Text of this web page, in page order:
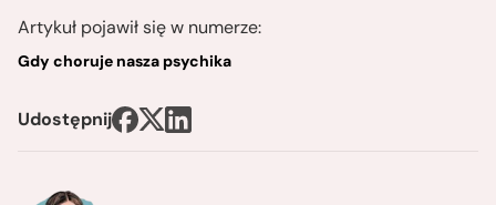
Artykuł pojawił się w numerze:
Gdy choruje nasza psychika
Udostępnij